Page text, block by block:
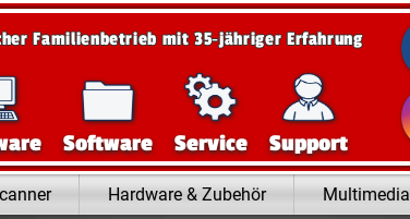
Familienbetrieb mit 35‑jähriger Erfahrung
Software Service Support
Hardware & Zubehör Multimedia